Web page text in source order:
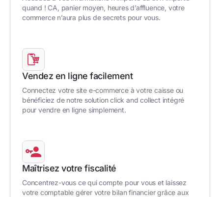
quand ! CA, panier moyen, heures d’affluence, votre
commerce n’aura plus de secrets pour vous.
Vendez en ligne facilement
Connectez votre site e-commerce à votre caisse ou
bénéficiez de notre solution click and collect intégré
pour vendre en ligne simplement.
Maîtrisez votre fiscalité
Concentrez-vous ce qui compte pour vous et laissez
votre comptable gérer votre bilan financier grâce aux